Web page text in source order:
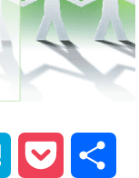
Hatena Pocket